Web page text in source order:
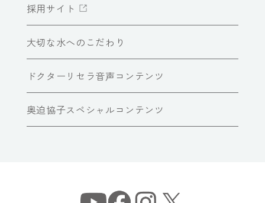
採用サイト
大切な水へのこだわり
ドクターリセラ音声コンテンツ
奥迫協子スペシャルコンテンツ